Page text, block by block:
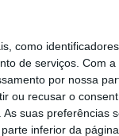
como
de serviços. Com a
por nossa
ou recusar o
suas preferências
inferior da página.